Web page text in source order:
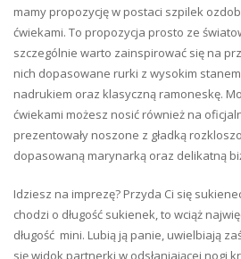
mamy propozycję w postaci szpilek
ćwiekami. To propozycja prosto ze
szczególnie warto zainspirować się na
nich dopasowane rurki z wysokim
nadrukiem oraz klasyczną ramoneskę.
ćwiekami możesz nosić również na
prezentowały noszone z gładką
dopasowaną marynarką oraz delikatną
Idziesz na imprezę? Przyda Ci się
chodzi o długość sukienek, to wciąż
długość mini. Lubią ją panie, uwielbiają
się widok partnerki w odsłaniającej nogi